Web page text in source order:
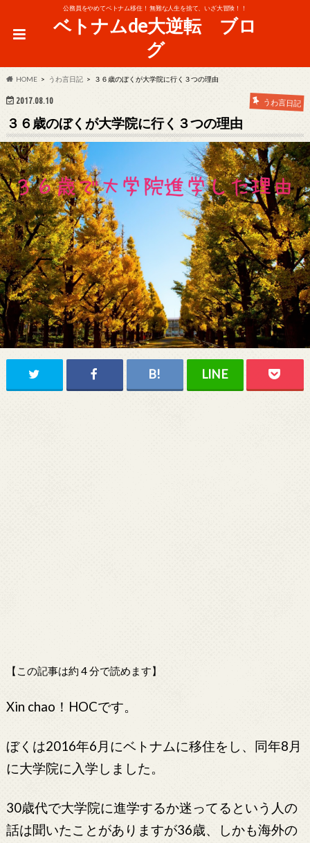
公務員をやめてベトナム移住！ 無難な人生を捨て、いざ大冒険！！
ベトナムde大逆転 ブロ
グ
HOME うわ言日記 ３６歳のぼくが大学院に行く３つの理由
2017.08.10 うわ言日記
３６歳のぼくが大学院に行く３つの理由
【この記事は約 4 分で読めます】
Xin chao！HOCです。
ぼくは2016年6月にベトナムに移住をし、同年8月
に大学院に入学しました。
30歳代で大学院に進学するか迷ってるという人の
話は聞いたことがありますが36歳、しかも海外の